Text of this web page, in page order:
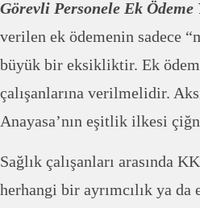
Görevli Personele Ek
verilen ek ödemenin sadece
büyük bir eksikliktir. Ek
çalışanlarına verilmelidir.
Anayasa’nın eşitlik ilkesi
Sağlık çalışanları arasında
herhangi bir ayrımcılık ya da